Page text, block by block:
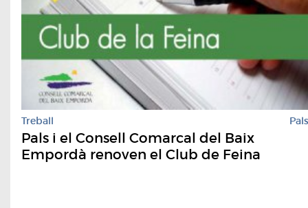
Treball Pals
Pals i el Consell Comarcal del Baix
Empordà renoven el Club de Feina